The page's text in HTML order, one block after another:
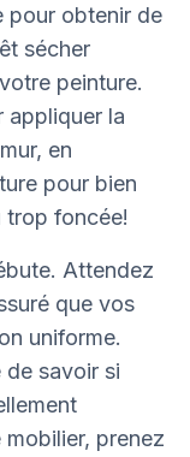
pour obtenir de
sécher
peinture.
appliquer la
en
pour bien
foncée!
Attendez
que vos
uniforme.
savoir si
prenez